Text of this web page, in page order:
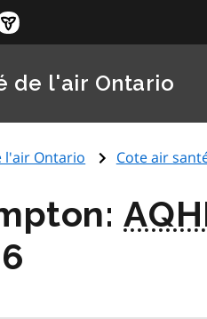
de l'air Ontario
l'air Ontario Cote air